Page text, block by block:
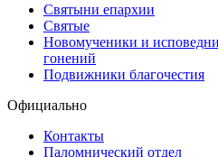
Святыни епархии
Святые
Новомученики и
гонений
Подвижники благочестия
Официально
Контакты
Паломнический отдел